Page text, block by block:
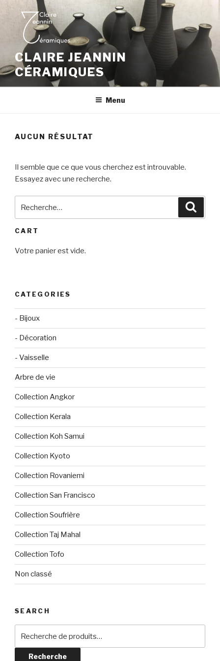
Aller
contenu
principal
CLAIRE JEANNIN
CÉRAMIQUES
Menu
AUCUN RÉSULTAT
Il semble que ce que vous cherchez est introuvable.
Essayez avec une recherche.
CART
Votre panier est vide.
CATEGORIES
- Bijoux
- Décoration
- Vaisselle
Arbre de vie
Collection Angkor
Collection Kerala
Collection Koh Samui
Collection Kyoto
Collection Rovaniemi
Collection San Francisco
Collection Soufrière
Collection Taj Mahal
Collection Tofo
Non classé
SEARCH
Recherche